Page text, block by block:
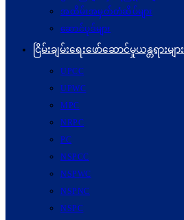
အထိမ်းအမှတ်တံဆိပ်များ
ဆောင်ပုဒ်များ
ငြိမ်းချမ်းရေးဖော်‌ဆောင်မှုယန္တရားများ
UPCC
UPWC
MPC
NRPC
PC
NSPCC
NSPWC
NSPNC
NSPC